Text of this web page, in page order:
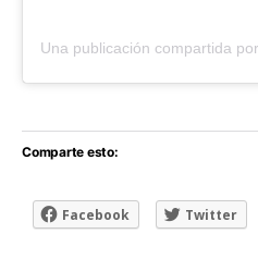
Comparte esto:
Facebook Twitter